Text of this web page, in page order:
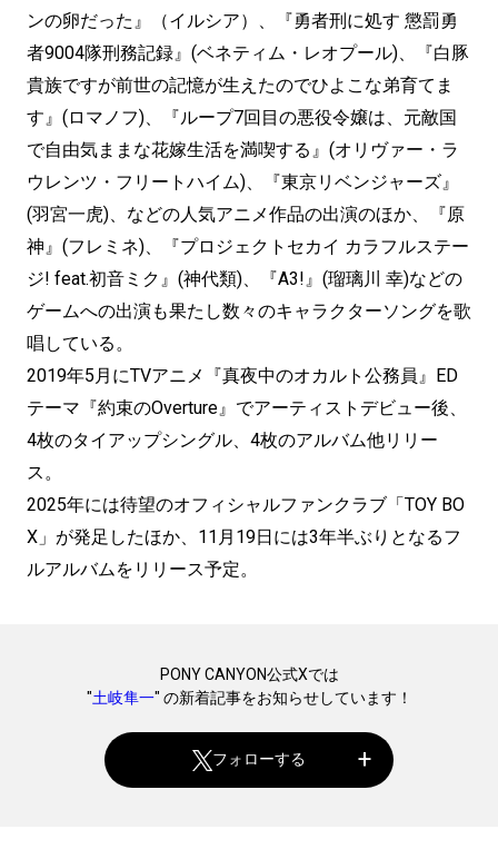
ンの卵だった』（イルシア）、『勇者刑に処す 懲罰勇
者9004隊刑務記録』(ベネティム・レオプール)、『白豚
貴族ですが前世の記憶が生えたのでひよこな弟育てま
す』(ロマノフ)、『ループ7回目の悪役令嬢は、元敵国
で自由気ままな花嫁生活を満喫する』(オリヴァー・ラ
ウレンツ・フリートハイム)、『東京リベンジャーズ』
(羽宮一虎)、などの人気アニメ作品の出演のほか、『原
神』(フレミネ)、『プロジェクトセカイ カラフルステー
ジ! feat.初音ミク』(神代類)、『A3!』(瑠璃川 幸)などの
ゲームへの出演も果たし数々のキャラクターソングを歌
唱している。
2019年5月にTVアニメ『真夜中のオカルト公務員』ED
テーマ『約束のOverture』でアーティストデビュー後、
4枚のタイアップシングル、4枚のアルバム他リリー
ス。
2025年には待望のオフィシャルファンクラブ「TOY BO
X」が発足したほか、11月19日には3年半ぶりとなるフ
ルアルバムをリリース予定。
PONY CANYON公式Xでは
"土岐隼一" の新着記事をお知らせしています！
フォローする